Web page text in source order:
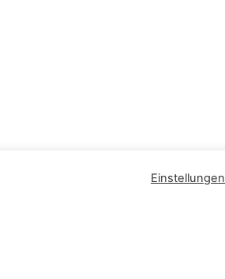
Einstellungen